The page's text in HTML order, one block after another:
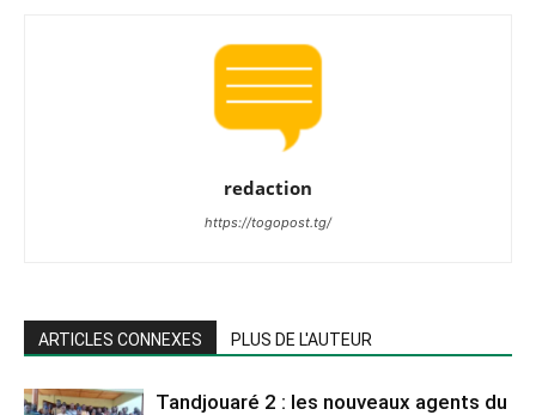
redaction
https://togopost.tg/
ARTICLES CONNEXES PLUS DE L'AUTEUR
Tandjouaré 2 : les nouveaux agents du